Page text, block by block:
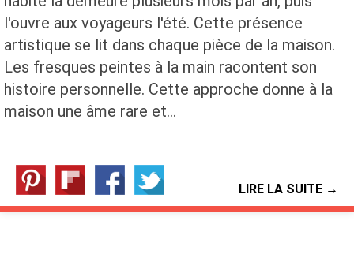
l'ouvre aux voyageurs l'été. Cette présence
artistique se lit dans chaque pièce de la maison.
Les fresques peintes à la main racontent son
histoire personnelle. Cette approche donne à la
maison une âme rare et…
LIRE LA SUITE →